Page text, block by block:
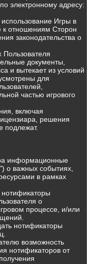
электронному адресу:
Игры в
к отношениям Сторон
законодательства о
Пользователя
документы,
и вытекает из условий
для
частью игрового
включая
решения
подлежат.
информационные
о важных событиях,
в рамках
нотификаторы
о
процессе, и/или
нотификаторы
возможность
нотификаторов от